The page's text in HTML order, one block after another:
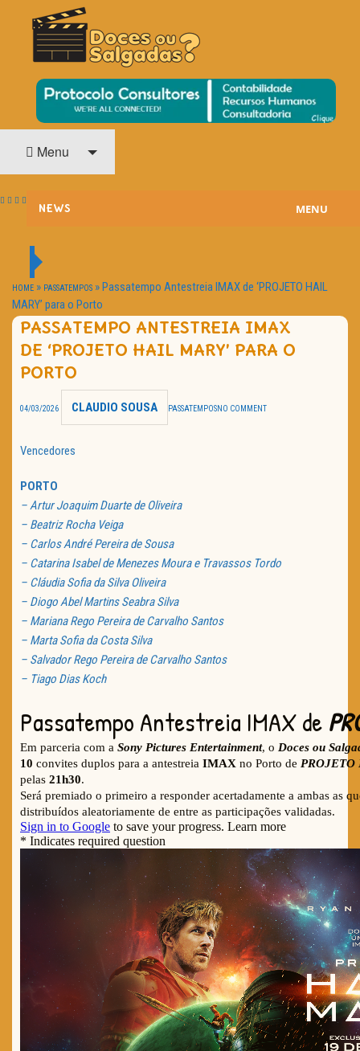
DOCES OU SALGADAS?
O Cinema? Uma Paixão!!
Menu
NEWS
HOME CINEMA
NOTA PESSOAL
MENU
HOME » PASSATEMPOS »Passatempo Antestreia IMAX de ‘PROJETO HAIL
MARY’ para o Porto
PASSATEMPO ANTESTREIA IMAX
DE ‘PROJETO HAIL MARY’ PARA O
PORTO
04/03/2026 CLAUDIO SOUSA PASSATEMPOSNO COMMENT
Vencedores
PORTO
– Artur Joaquim Duarte de Oliveira
– Beatriz Rocha Veiga
– Carlos André Pereira de Sousa
– Catarina Isabel de Menezes Moura e Travassos Tordo
– Cláudia Sofia da Silva Oliveira
– Diogo Abel Martins Seabra Silva
– Mariana Rego Pereira de Carvalho Santos
– Marta Sofia da Costa Silva
– Salvador Rego Pereira de Carvalho Santos
– Tiago Dias Koch